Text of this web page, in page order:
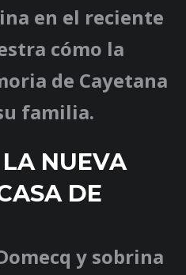
en el reciente
cómo la
de Cayetana
familia.
NUEVA
DE
y sobrina